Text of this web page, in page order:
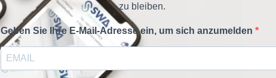
zu bleiben.
Geben Sie Ihre E-Mail-Adresse ein, um sich anzumelden